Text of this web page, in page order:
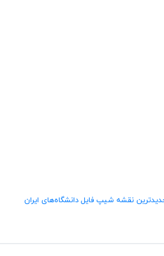
نقشه شیپ فایل دانشگاه‌های ایران